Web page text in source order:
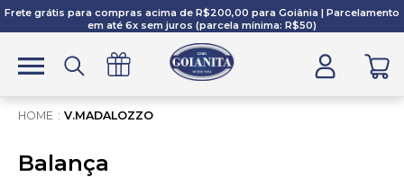
Frete grátis para compras acima de R$200,00 para Goiânia | Parcelamento
em até 6x sem juros (parcela mínima: R$50)
V.MADALOZZO
Balança